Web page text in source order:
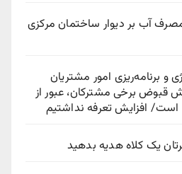
آب بر دیوار ساختمان مرکزی
و برنامه‌ریزی امور مشتریان
قبوض برخی مشترکان، عبور از
افزایش تعرفه نداشتیم
یک کلاه هدیه بدهید